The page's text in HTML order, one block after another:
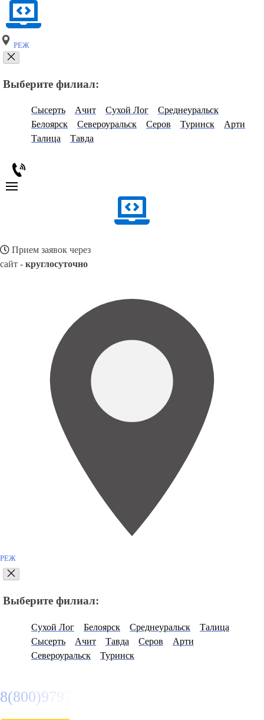
РЕЖ
Выберите филиал:
Сысерть Ачит Сухой Лог
Среднеуральск
Белоярск
Североуральск Серов Туринск
Арти
Талица
Тавда
Прием заявок через
сайт - круглосуточно
РЕЖ
Выберите филиал:
Сухой Лог Белоярск Среднеуральск
Талица
Сысерть
Ачит Тавда Серов
Арти
Североуральск
Туринск
8(800)9797043